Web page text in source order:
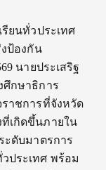
ยนทั่วประเทศ
ป้องกัน
นายประเสริฐ
ศึกษาธิการ
าชการที่จังหวัด
เกิดขึ้นภายใน
ะดับมาตรการ
ประเทศ พร้อม